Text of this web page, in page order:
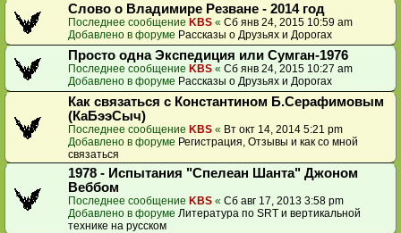
Слово о Владимире Резване - 2014 год
Последнее сообщение KBS « Сб янв 24, 2015 10:59 am
Добавлено в форуме Рассказы о Друзьях и Дорогах
Просто одна Экспедиция или Сумган-1976
Последнее сообщение KBS « Сб янв 24, 2015 10:27 am
Добавлено в форуме Рассказы о Друзьях и Дорогах
Как связаться с Константином Б.Серафимовым
(КаБээСыч)
Последнее сообщение KBS « Вт окт 14, 2014 5:21 pm
Добавлено в форуме Регистрация, Отзывы и как со мной
связаться
1978 - Испытания "Спелеан Шанта" Джоном
Веббом
Последнее сообщение KBS « Сб авг 17, 2013 3:58 pm
Добавлено в форуме Литература по SRT и вертикальной
технике на русском